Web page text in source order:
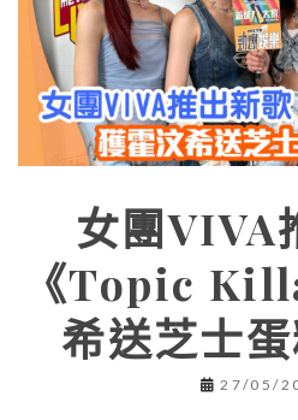
女團VIVA
《Topic
希送芝士
27/05/